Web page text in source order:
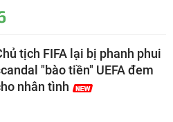
tịch FIFA lại bị phanh phui
"bào tiền" UEFA đem
nhân tình